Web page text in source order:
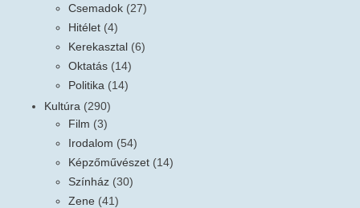
Csemadok (27)
Hitélet (4)
Kerekasztal (6)
Oktatás (14)
Politika (14)
Kultúra (290)
Film (3)
Irodalom (54)
Képzőművészet (14)
Színház (30)
Zene (41)